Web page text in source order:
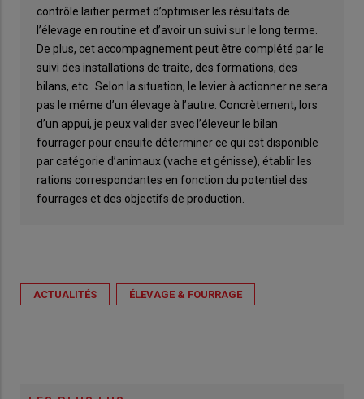
contrôle laitier permet d’optimiser les résultats de
l’élevage en routine et d’avoir un suivi sur le long terme.
De plus, cet accompagnement peut être complété par le
suivi des installations de traite, des formations, des
bilans, etc. Selon la situation, le levier à actionner ne sera
pas le même d’un élevage à l’autre. Concrètement, lors
d’un appui, je peux valider avec l’éleveur le bilan
fourrager pour ensuite déterminer ce qui est disponible
par catégorie d’animaux (vache et génisse), établir les
rations correspondantes en fonction du potentiel des
fourrages et des objectifs de production.
ACTUALITÉS ÉLEVAGE & FOURRAGE